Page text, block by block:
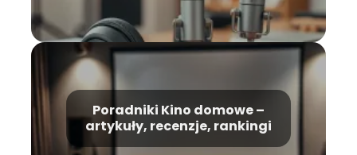
Poradniki Kino domowe –
artykuły, recenzje, rankingi